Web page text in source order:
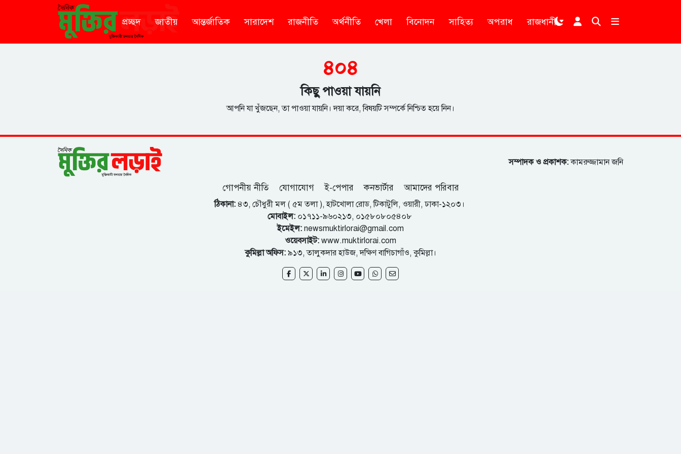
প্রচ্ছদ জাতীয় আন্তর্জাতিক সারাদেশ রাজনীতি অর্থনীতি খেলা বিনোদন সাহিত্য অপরাধ রাজধানী
৪০৪
কিছু পাওয়া যায়নি
আপনি যা খুঁজছেন, তা পাওয়া যায়নি। দয়া করে, বিষয়টি সম্পর্কে নিশ্চিত হয়ে নিন।
সম্পাদক ও প্রকাশক:কামরুজ্জামান জনি
গোপনীয় নীতি যোগাযোগ ই-পেপার কনভার্টার আমাদের পরিবার
ঠিকানা: ৪৩, চৌধুরী মল ( ৫ম তলা ), হাটখোলা রোড, টিকাটুলি, ওয়ারী, ঢাকা-১২০৩।
মোবাইল:০১৭১১-৯৬০২১৩, ০১৫৮০৮০৫৪০৮
ইমেইল: newsmuktirlorai@gmail.com
ওয়েবসাইট: www.muktirlorai.com
কুমিল্লা অফিস: ৯১৩, তালুকদার হাউজ, দক্ষিণ বাগিচাগাঁও, কুমিল্লা।